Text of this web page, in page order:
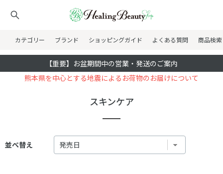
カテゴリー ブランド ショッピングガイド よくある質問 商品検索
【重要】お盆期間中の営業・発送のご案内
熊本県を中心とする地震によるお荷物のお届けについて
スキンケア
並べ替え